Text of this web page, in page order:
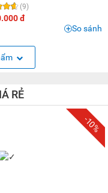
(9)
đ
So sánh
RẺ
-10%